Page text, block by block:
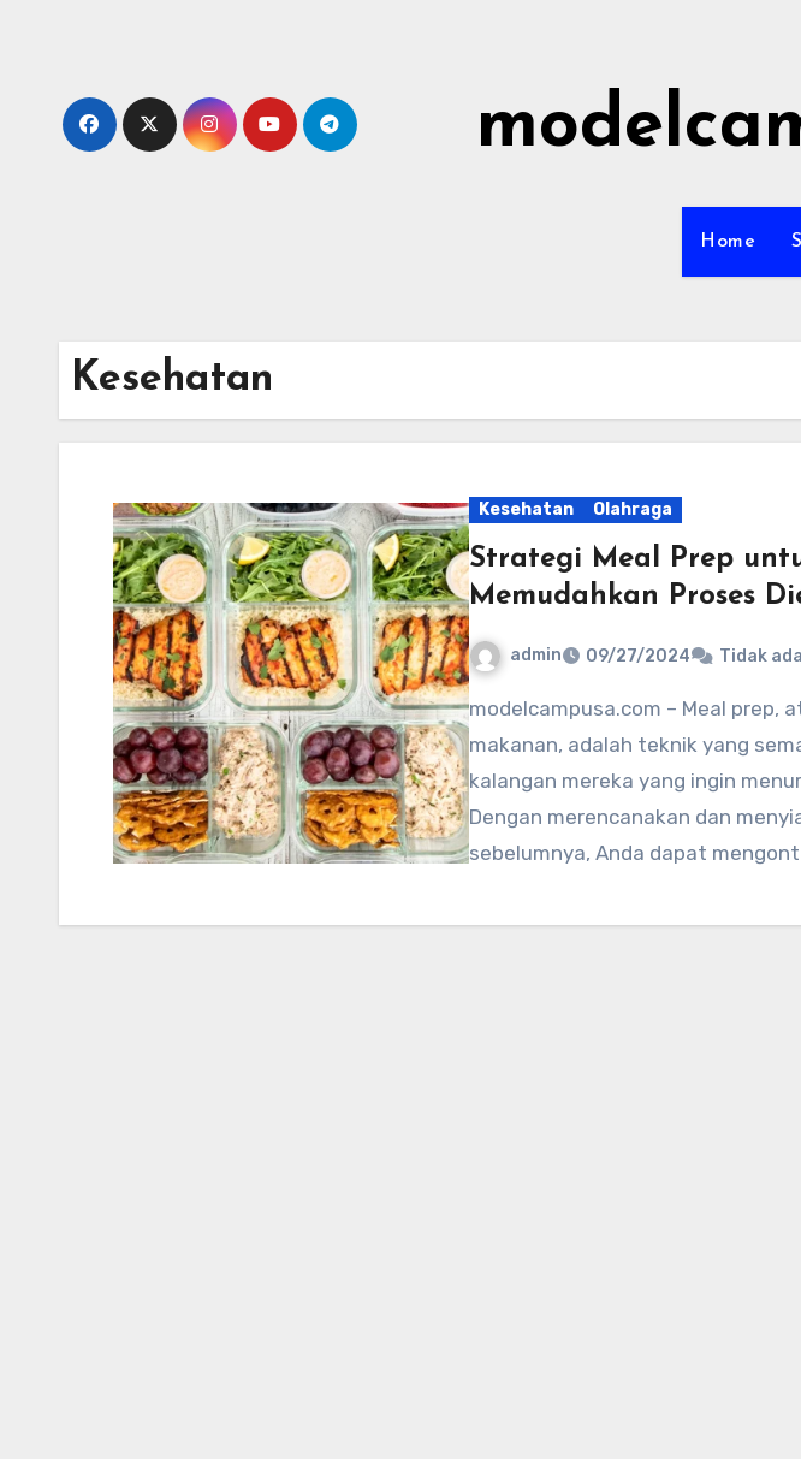
Home
Kesehatan
Kesehatan Olahraga
Strategi Meal Prep
Memudahkan Proses
admin 09/27/2024 Tidak
modelcampusa.com – Meal prep, atau persiapan
makanan, adalah teknik yang
kalangan mereka yang ingin
Dengan merencanakan dan
sebelumnya, Anda dapat